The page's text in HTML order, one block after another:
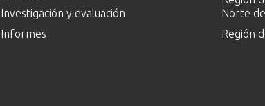
Investigación y evaluación
Informes
Norte
Región